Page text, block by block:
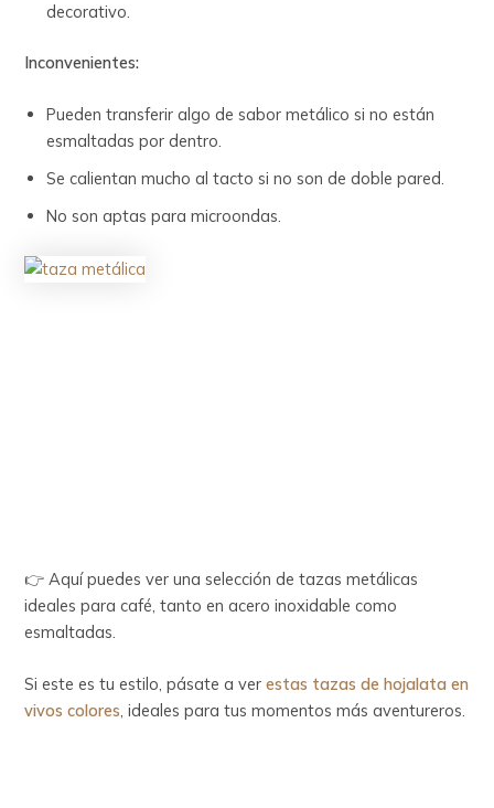
decorativo.
Inconvenientes:
Pueden transferir algo de sabor metálico si no están
esmaltadas por dentro.
Se calientan mucho al tacto si no son de doble pared.
No son aptas para microondas.
👉 Aquí puedes ver una selección de tazas metálicas
ideales para café, tanto en acero inoxidable como
esmaltadas.
Si este es tu estilo, pásate a verestas tazas de hojalata en
vivos colores, ideales para tus momentos más aventureros.